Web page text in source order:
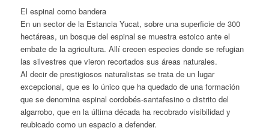
El espinal como bandera
En un sector de la Estancia Yucat, sobre una superficie de 300
hectáreas, un bosque del espinal se muestra estoico ante el
embate de la agricultura. Allí crecen especies donde se refugian
las silvestres que vieron recortados sus áreas naturales.
Al decir de prestigiosos naturalistas se trata de un lugar
excepcional, que es lo único que ha quedado de una formación
que se denomina espinal cordobés-santafesino o distrito del
algarrobo, que en la última década ha recobrado visibilidad y
reubicado como un espacio a defender.